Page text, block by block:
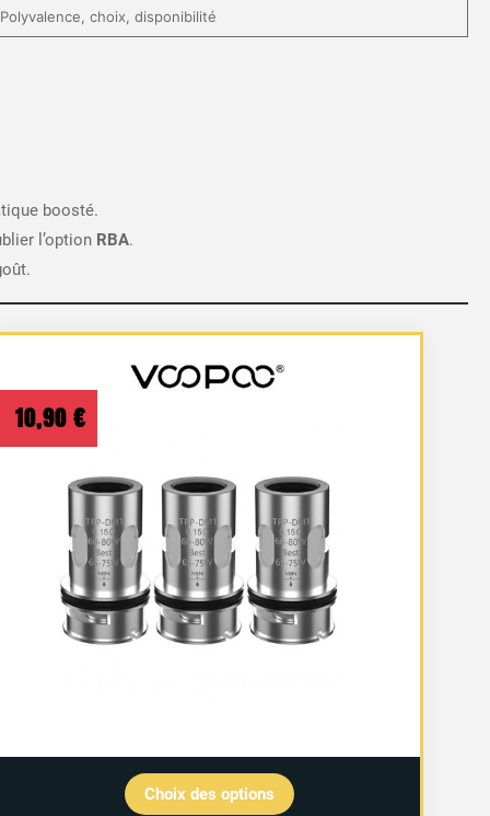
Polyvalence, choix, disponibilité
boosté.
l’option RBA.
Choix des options
10,90 €